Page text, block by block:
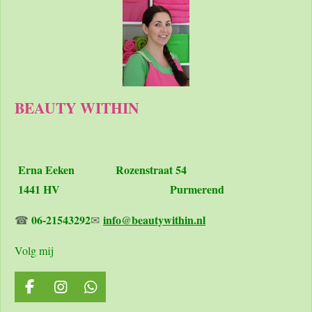
BEAUTY WITHIN
Erna Eeken Rozenstraat 54
1441 HV Purmerend
☎ 06-21543292✉ info@beautywithin.nl
Volg mij
F
a
I
n
W
h